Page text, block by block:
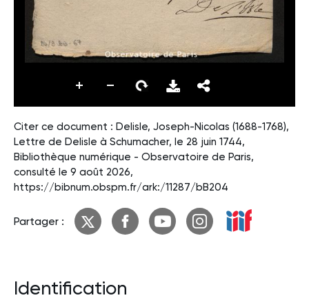
Citer ce document : Delisle, Joseph-Nicolas (1688-1768),
Lettre de Delisle à Schumacher, le 28 juin 1744,
Bibliothèque numérique - Observatoire de Paris,
consulté le 9 août 2026,
https://bibnum.obspm.fr/ark:/11287/bB204
Partager :
Identification